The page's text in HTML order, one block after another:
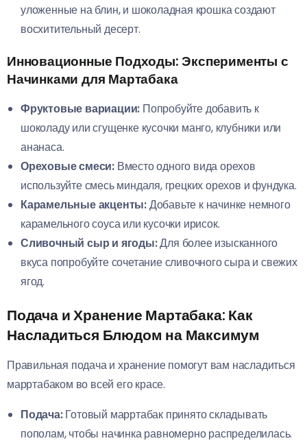
уложенные на блин, и шоколадная крошка создают
восхитительный десерт.
Инновационные Подходы: Эксперименты с
Начинками для Мартабака
Фруктовые вариации: Попробуйте добавить к
шоколаду или сгущенке кусочки манго, клубники или
ананаса.
Ореховые смеси: Вместо одного вида орехов
используйте смесь миндаля, грецких орехов и фундука.
Карамельные акценты:Добавьте к начинке немного
карамельного соуса или кусочки ирисок.
Сливочный сыр и ягоды:Для более изысканного
вкуса попробуйте сочетание сливочного сыра и свежих
ягод.
Подача и Хранение Мартабака: Как
Насладиться Блюдом на Максимум
Правильная подача и хранение помогут вам насладиться
марртабаком во всей его красе.
Подача:Готовый марртабак принято складывать
пополам, чтобы начинка равномерно распределилась.